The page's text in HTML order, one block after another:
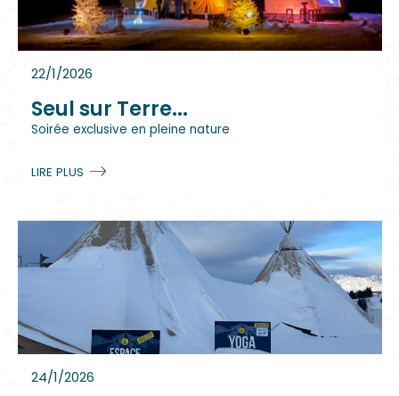
22/1/2026
Seul sur Terre...
Soirée exclusive en pleine nature
LIRE PLUS
24/1/2026